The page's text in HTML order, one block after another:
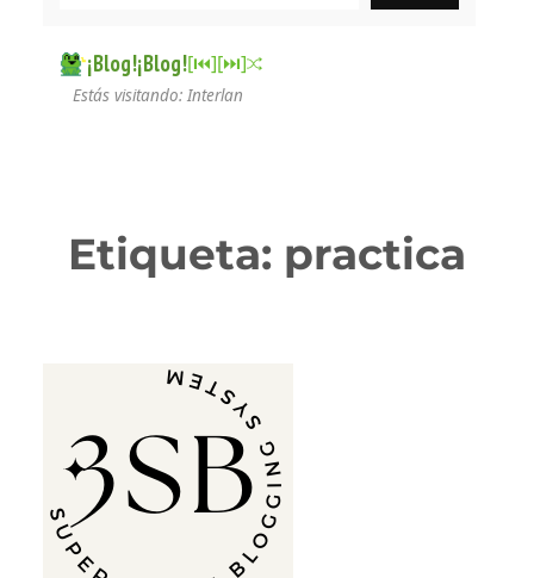
¡Blog!¡Blog![⏮︎][⏭︎]
Estás visitando: Interlan
Etiqueta: practica